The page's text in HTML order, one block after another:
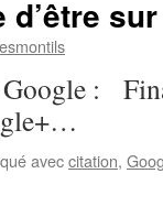
Google :
aveccitation,